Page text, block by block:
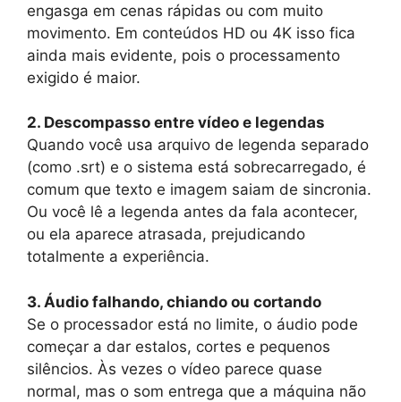
engasga em cenas rápidas ou com muito
movimento. Em conteúdos HD ou 4K isso fica
ainda mais evidente, pois o processamento
exigido é maior.
2. Descompasso entre vídeo e legendas
Quando você usa arquivo de legenda separado
(como .srt) e o sistema está sobrecarregado, é
comum que texto e imagem saiam de sincronia.
Ou você lê a legenda antes da fala acontecer,
ou ela aparece atrasada, prejudicando
totalmente a experiência.
3. Áudio falhando, chiando ou cortando
Se o processador está no limite, o áudio pode
começar a dar estalos, cortes e pequenos
silêncios. Às vezes o vídeo parece quase
normal, mas o som entrega que a máquina não